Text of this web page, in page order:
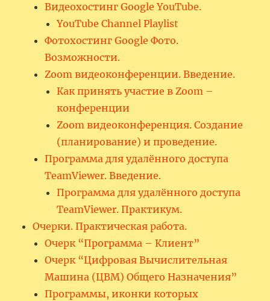
Видеохостинг Google YouTube.
YouTube Channel Playlist
Фотохостинг Google Фото.
Возможности.
Zoom видеоконференции. Введение.
Как принять участие в Zoom –
конференции
Zoom видеоконференция. Создание
(планирование) и проведение.
Программа для удалённого доступа
TeamViewer. Введение.
Программа для удалённого доступа
TeamViewer. Практикум.
Очерки. Практическая работа.
Очерк “Программа – Клиент”
Очерк “Цифровая Вычислительная
Машина (ЦВМ) Общего Назначения”
Программы, иконки которых